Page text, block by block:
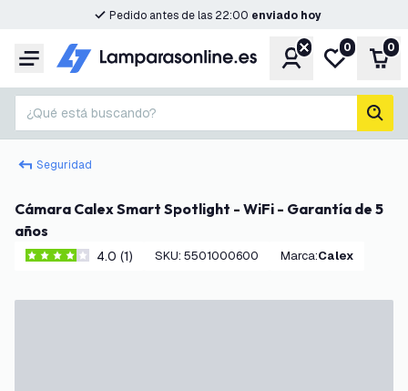
Pedido antes de las 22:00 enviado hoy
Menú CuentaMi lista de
0 0
¿Qué está buscando?
Seguridad
Cámara Calex Smart Spotlight - WiFi - Garantía de 5
años
4 estrellas de puntuación
4.0 (1) SKU: 5501000600 Marca: Calex